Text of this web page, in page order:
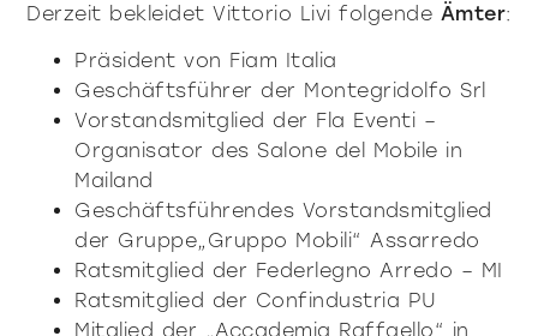
Derzeit bekleidet Vittorio Livi folgende Ämter:
Präsident von Fiam Italia
Geschäftsführer der Montegridolfo Srl
Vorstandsmitglied der Fla Eventi –
Organisator des Salone del Mobile in
Mailand
Geschäftsführendes Vorstandsmitglied
der Gruppe„Gruppo Mobili“ Assarredo
Ratsmitglied der Federlegno Arredo – MI
Ratsmitglied der Confindustria PU
Mitglied der „Accademia Raffaello“ in